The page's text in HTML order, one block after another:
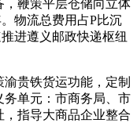
鞭策平层仓储向立体
物流总费用占P比沉
进遵义邮政快递枢纽
贵铁货运功能，定制
单元：市商务局、市
指导大商品企业整合